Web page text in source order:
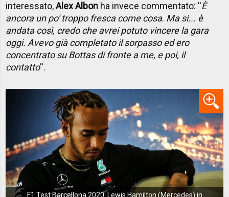
interessato,Alex Albon ha invece commentato: ''È
ancora un po' troppo fresca come cosa. Ma si... è
andata così, credo che avrei potuto vincere la gara
oggi. Avevo già completato il sorpasso ed ero
concentrato su Bottas di fronte a me, e poi, il
contatto''.
F1 Test Barcellona 2020: Lewis Hamilton (Mercedes) in